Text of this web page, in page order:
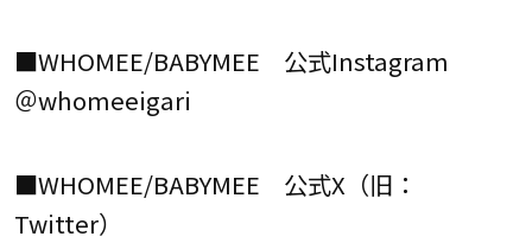
■WHOMEE/BABYMEE 公式Instagram
＠whomeeigari
■WHOMEE/BABYMEE 公式X（旧：
Twitter）